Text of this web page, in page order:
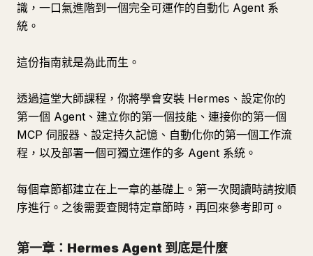
Trigger
Output
pipeline-orchestrator
Purpose
Trigger
Output
第十一章：進階技能模式
識，一口氣進階到一個完全可運作的自動化 Agent 系
統。
這份指南就是為此而生。
透過這堂大師課程，你將學會安裝 Hermes、設定你的
第一個 Agent、建立你的第一個技能、連接你的第一個
MCP 伺服器、設定持久記憶、自動化你的第一個工作流
程，以及部署一個可獨立運作的多 Agent 系統。
每個章節都建立在上一章的基礎上。第一次閱讀時請按順
序進行。之後需要查閱特定章節時，再回來參考即可。
第一章：Hermes Agent 到底是什麼